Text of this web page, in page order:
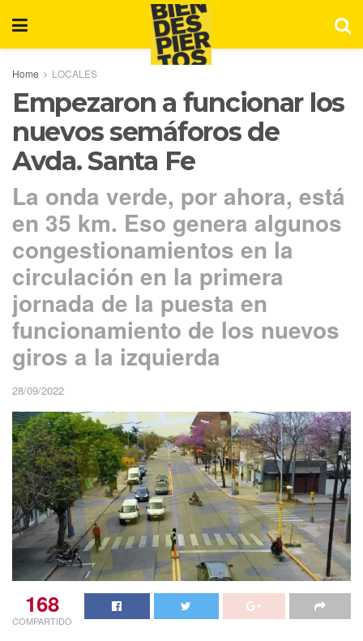
Home LOCALES
Empezaron a funcionar los
nuevos semáforos de
Avda. Santa Fe
La onda verde, por ahora, está
en 35 km. Eso genera algunos
congestionamientos en la
circulación en la primera
jornada de la puesta en
funcionamiento de los nuevos
giros a la izquierda
28/09/2022
168
COMPARTIDO